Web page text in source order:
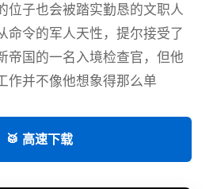
位子也会被踏实勤恳的文职人
命令的军人天性，提尔接受了
帝国的一名入境检查官，但他
作并不像他想象得那么单
🥁 高速下载